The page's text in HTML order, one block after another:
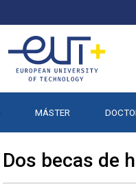
MÁSTER
Dos becas de